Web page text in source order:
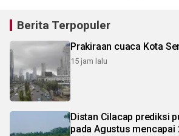
Berita Terpopuler
Prakiraan cuaca Kota
15 jam lalu
Distan Cilacap prediksi
pada Agustus mencapai